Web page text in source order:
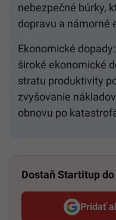
nebezpečné búrky,
dopravu a námorné
Ekonomické
široké ekonomické
stratu produktivity
zvyšovanie
obnovu po
Dostaň Startitup
Pridať